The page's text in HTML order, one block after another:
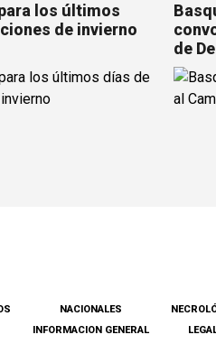
los últimos
de invierno
de
NACIONALES
INFORMACION GENERAL